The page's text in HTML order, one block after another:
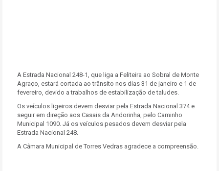
A Estrada Nacional 248-1, que liga a Feliteira ao Sobral de Monte
Agraço, estará cortada ao trânsito nos dias 31 de janeiro e 1 de
fevereiro, devido a trabalhos de estabilização de taludes.
Os veículos ligeiros devem desviar pela Estrada Nacional 374 e
seguir em direção aos Casais da Andorinha, pelo Caminho
Municipal 1090. Já os veículos pesados devem desviar pela
Estrada Nacional 248.
A Câmara Municipal de Torres Vedras agradece a compreensão.